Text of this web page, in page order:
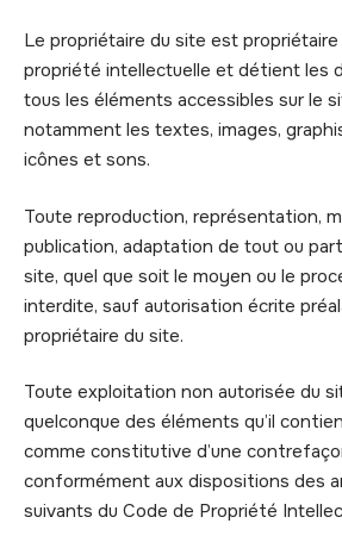
Le propriétaire du site est
propriété intellectuelle et détient les
tous les éléments accessibles sur le
notamment les textes, images,
icônes et sons.
Toute reproduction, représentation,
publication, adaptation de tout ou
site, quel que soit le moyen ou le
interdite, sauf autorisation écrite
propriétaire du site.
Toute exploitation non autorisée du
quelconque des éléments qu’il
comme constitutive d’une
conformément aux dispositions des
suivants du Code de Propriété